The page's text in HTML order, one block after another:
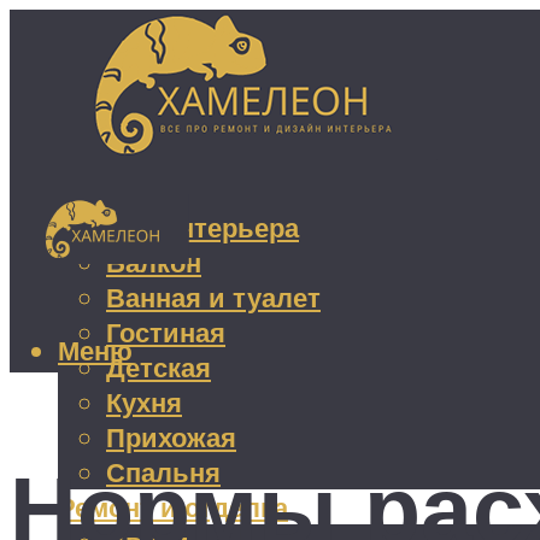
Дизайн интерьера
Балкон
Ванная и туалет
Гостиная
Детская
Кухня
Прихожая
Спальня
Ремонт и отделка
Меню
Нормы